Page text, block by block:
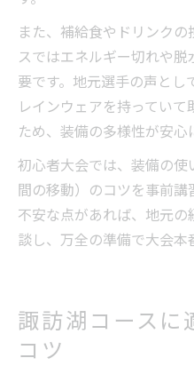
また、補給食やドリンク
スではエネルギー切れや
要です。地元選手の声とし
レインウェアを持ってい
ため、装備の多様性が安心
初心者大会では、装備の
間の移動）のコツを事前講
不安な点があれば、地元
談し、万全の準備で大会本
諏訪湖コースに
コツ